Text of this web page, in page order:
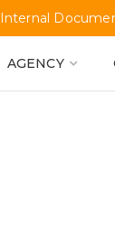
Internal
AGENCY